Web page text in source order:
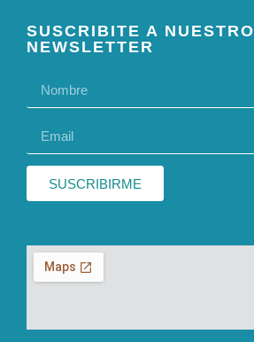
SUSCRIBITE A NUESTRO
NEWSLETTER
SUSCRIBIRME